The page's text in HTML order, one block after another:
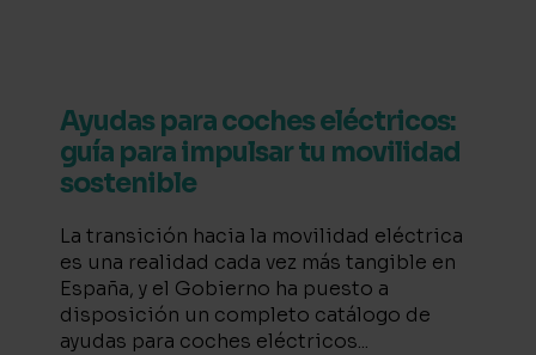
Ayudas para coches eléctricos:
guía para impulsar tu movilidad
sostenible
La transición hacia la movilidad eléctrica
es una realidad cada vez más tangible en
España, y el Gobierno ha puesto a
disposición un completo catálogo de
ayudas para coches eléctricos...